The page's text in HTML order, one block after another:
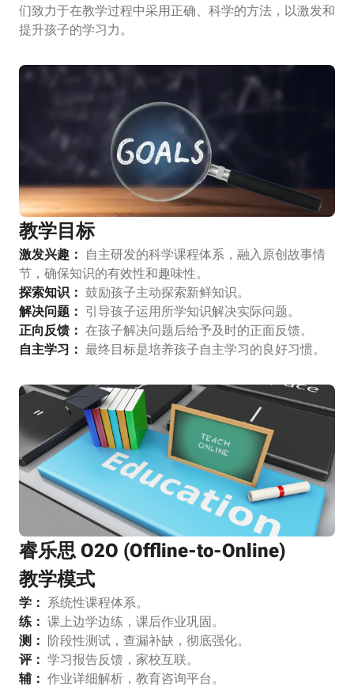
们致力于在教学过程中采用正确、科学的方法，以激发和
提升孩子的学习力。
教学目标
激发兴趣：
自主研发的科学课程体系，融入原创故事情
节，确保知识的有效性和趣味性。
探索知识： 鼓励孩子主动探索新鲜知识。
解决问题： 引导孩子运用所学知识解决实际问题。
正向反馈： 在孩子解决问题后给予及时的正面反馈。
自主学习： 最终目标是培养孩子自主学习的良好习惯。
睿乐思 O2O (Offline-to-Online)
教学模式
学： 系统性课程体系。
练： 课上边学边练，课后作业巩固。
测： 阶段性测试，查漏补缺，彻底强化。
评： 学习报告反馈，家校互联。
辅： 作业详细解析，教育咨询平台。